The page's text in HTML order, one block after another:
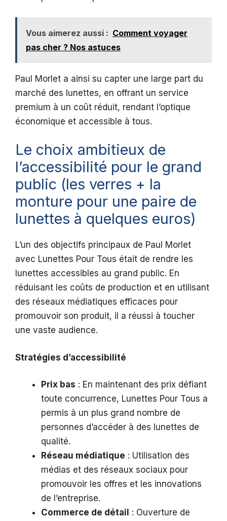
Vous aimerez aussi : Comment voyager
pas cher ? Nos astuces
Paul Morlet a ainsi su capter une large part du
marché des lunettes, en offrant un service
premium à un coût réduit, rendant l’optique
économique et accessible à tous.
Le choix ambitieux de
l’accessibilité pour le grand
public (les verres + la
monture pour une paire de
lunettes à quelques euros)
L’un des objectifs principaux de Paul Morlet
avec Lunettes Pour Tous était de rendre les
lunettes accessibles au grand public. En
réduisant les coûts de production et en utilisant
des réseaux médiatiques efficaces pour
promouvoir son produit, il a réussi à toucher
une vaste audience.
Stratégies d’accessibilité
Prix bas : En maintenant des prix défiant
toute concurrence, Lunettes Pour Tous a
permis à un plus grand nombre de
personnes d’accéder à des lunettes de
qualité.
Réseau médiatique : Utilisation des
médias et des réseaux sociaux pour
promouvoir les offres et les innovations
de l’entreprise.
Commerce de détail : Ouverture de